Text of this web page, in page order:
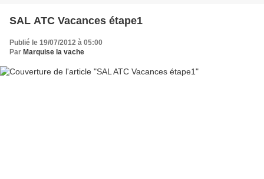
SAL ATC Vacances étape1
Publié le 19/07/2012 à 05:00
Par Marquise la vache